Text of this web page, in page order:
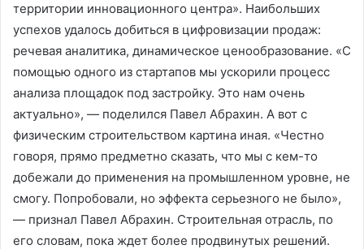
территории инновационного центра». Наибольших
успехов удалось добиться в цифровизации продаж:
речевая аналитика, динамическое ценообразование. «С
помощью одного из стартапов мы ускорили процесс
анализа площадок под застройку. Это нам очень
актуально», — поделился Павел Абрахин. А вот с
физическим строительством картина иная. «Честно
говоря, прямо предметно сказать, что мы с кем-то
добежали до применения на промышленном уровне, не
смогу. Попробовали, но эффекта серьезного не было»,
— признал Павел Абрахин. Строительная отрасль, по
его словам, пока ждет более продвинутых решений.